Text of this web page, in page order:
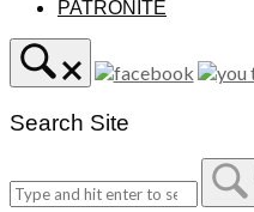
PATRONITE
Search Site